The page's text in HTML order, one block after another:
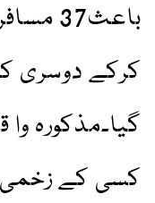
کرکے دوسری
گیا۔مذکورہ
کسی کے زخمی